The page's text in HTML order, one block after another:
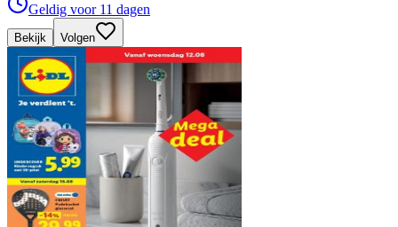
Geldig voor 11 dagen
Bekijk Volgen